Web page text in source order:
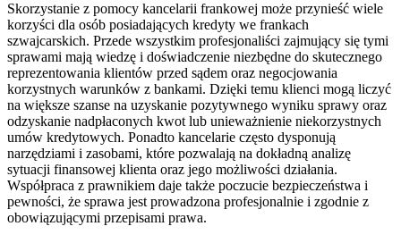
Skorzystanie z pomocy kancelarii frankowej może przynieść wiele
korzyści dla osób posiadających kredyty we frankach
szwajcarskich. Przede wszystkim profesjonaliści zajmujący się tymi
sprawami mają wiedzę i doświadczenie niezbędne do skutecznego
reprezentowania klientów przed sądem oraz negocjowania
korzystnych warunków z bankami. Dzięki temu klienci mogą liczyć
na większe szanse na uzyskanie pozytywnego wyniku sprawy oraz
odzyskanie nadpłaconych kwot lub unieważnienie niekorzystnych
umów kredytowych. Ponadto kancelarie często dysponują
narzędziami i zasobami, które pozwalają na dokładną analizę
sytuacji finansowej klienta oraz jego możliwości działania.
Współpraca z prawnikiem daje także poczucie bezpieczeństwa i
pewności, że sprawa jest prowadzona profesjonalnie i zgodnie z
obowiązującymi przepisami prawa.